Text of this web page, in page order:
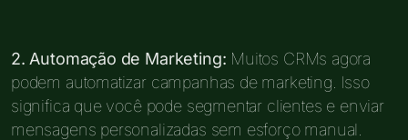
2. Automação de Marketing: Muitos CRMs agora
podem automatizar campanhas de marketing. Isso
significa que você pode segmentar clientes e enviar
mensagens personalizadas sem esforço manual.